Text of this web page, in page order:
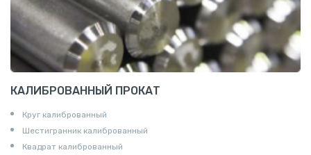
КАЛИБРОВАННЫЙ ПРОКАТ
Круг калиброванный
Шестигранник калиброванный
Квадрат калиброванный